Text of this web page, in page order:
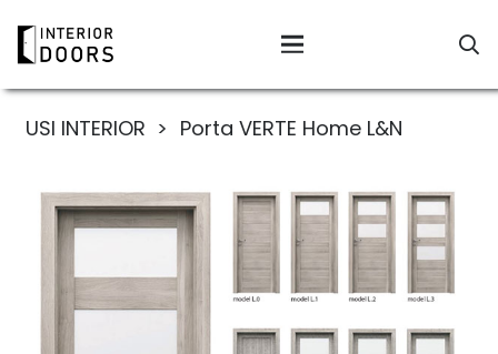
USI INTERIOR > Porta VERTE Home L&N